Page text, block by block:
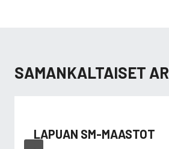
SAMANKALTAISET
LAPUAN SM-MAASTOT